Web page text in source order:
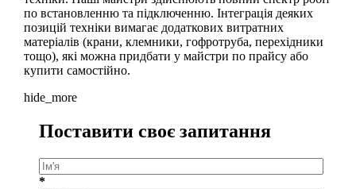
по встановленню та підключенню. Інтеграція деяких
позицій техніки вимагає додаткових витратних
матеріалів (крани, клемники, гофротруба, перехідники
тощо), які можна придбати у майстри по прайсу або
купити самостійно.
hide_more
Поставити своє запитання
*